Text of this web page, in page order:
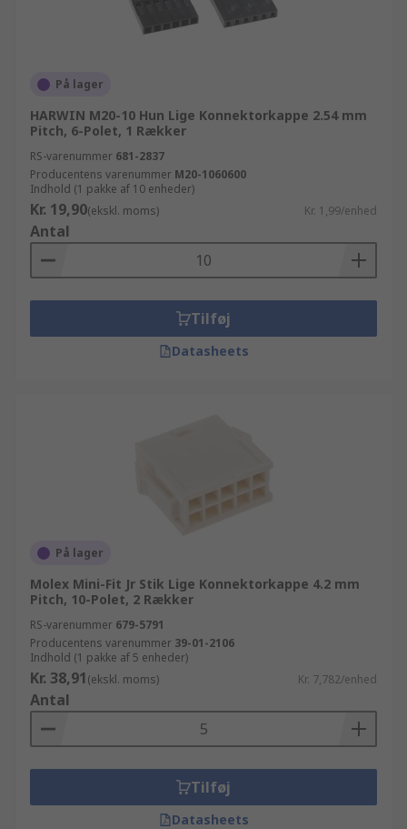
På lager
HARWIN M20-10 Hun Lige Konnektorkappe 2.54 mm
Pitch, 6-Polet, 1 Rækker
RS-varenummer 681-2837
Producentens varenummer M20-1060600
Indhold (1 pakke af 10 enheder)
Kr. 19,90(ekskl. moms) Kr. 1,99/enhed
Antal
Tilføj
Datasheets
På lager
Molex Mini-Fit Jr Stik Lige Konnektorkappe 4.2 mm
Pitch, 10-Polet, 2 Rækker
RS-varenummer 679-5791
Producentens varenummer 39-01-2106
Indhold (1 pakke af 5 enheder)
Kr. 38,91(ekskl. moms) Kr. 7,782/enhed
Antal
Tilføj
Datasheets